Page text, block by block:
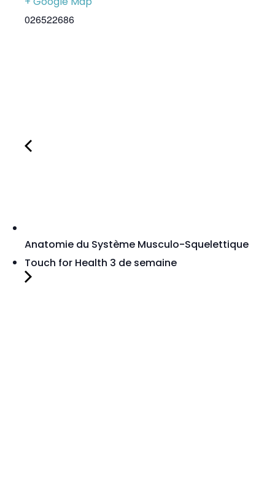
026522686
Anatomie du Système Musculo-Squelettique
Touch for Health 3 de semaine